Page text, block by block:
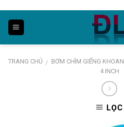
content
TRANG CHỦ / BƠM CHÌM GIẾNG KHOAN
4 INCH
LỌC